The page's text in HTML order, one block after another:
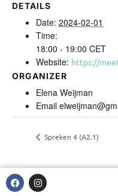
DETAILS
Date: 2024-02-01
Time:
18:00 - 19:00 CET
Website: https://
ORGANIZER
Elena Weijman
Email
Spreken 4 (A2.1)